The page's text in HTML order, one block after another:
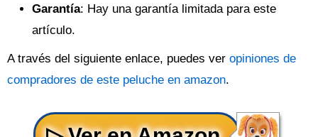
Garantía: Hay una garantía limitada para este
artículo.
A través del siguiente enlace, puedes ver opiniones de
compradores de este peluche en amazon.